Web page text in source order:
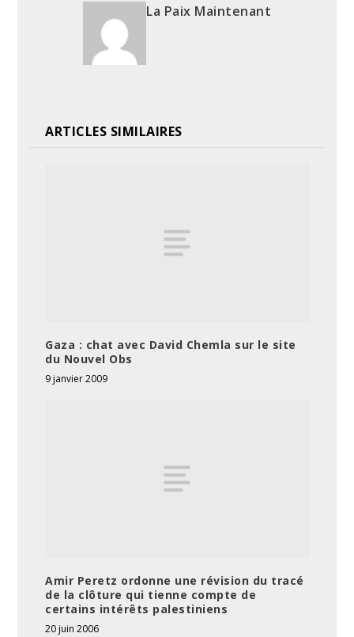
La Paix Maintenant
ARTICLES SIMILAIRES
Gaza : chat avec David Chemla sur le site
du Nouvel Obs
9 janvier 2009
Amir Peretz ordonne une révision du tracé
de la clôture qui tienne compte de
certains intérêts palestiniens
20 juin 2006